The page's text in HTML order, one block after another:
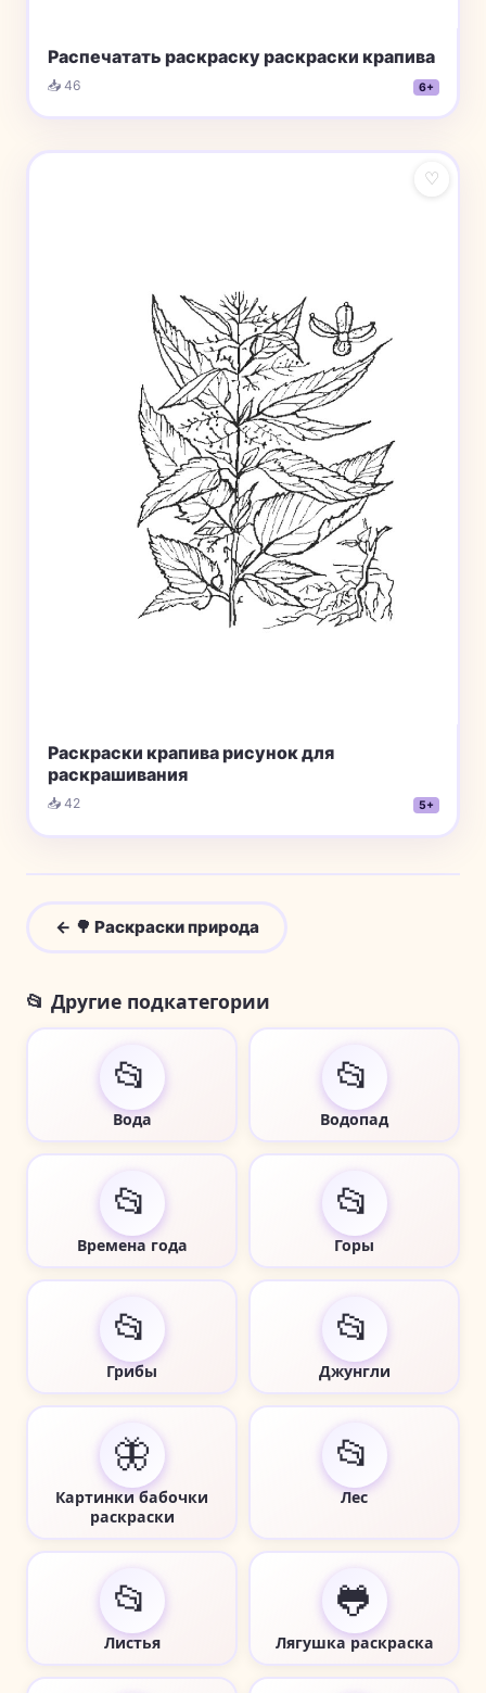
Распечатать раскраску раскраски крапива
📥 46 6+
♡
Раскраски крапива рисунок для
раскрашивания
📥 42 5+
← 🌳 Раскраски природа
📂 Другие подкатегории
📂
Вода
📂
Водопад
📂
Времена года
📂
Горы
📂
Грибы
📂
Джунгли
🦋
Картинки бабочки
раскраски
📂
Лес
📂
Листья
🐸
Лягушка раскраска